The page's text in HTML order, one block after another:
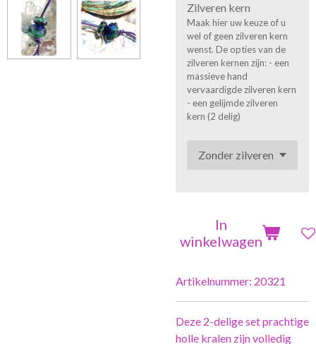
Zilveren kern
Maak hier uw keuze of u
wel of geen zilveren kern
wenst. De opties van de
zilveren kernen zijn: - een
massieve hand
vervaardigde zilveren kern
- een gelijmde zilveren
kern (2 delig)
In
winkelwagen
Artikelnummer: 20321
Deze 2-delige set prachtige
holle kralen zijn volledig